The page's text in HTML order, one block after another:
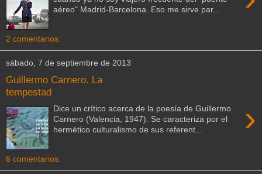
aéreo" Madrid-Barcelona. Eso me sirve par...
2 comentarios:
sábado, 7 de septiembre de 2013
Guillermo Carnero. La
tempestad
›
Dice un crítico acerca de la poesía de Guillermo
Carnero (Valencia, 1947): Se caracteriza por el
hermético culturalismo de sus referent...
6 comentarios: